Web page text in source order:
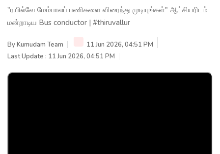
"ரயில்வே மேம்பாலப் பணிகளை விரைந்து முடியுங்கள்" ஆட்சியரிடம்
மன்றாடிய Bus conductor | #thiruvallur
ByKumudam Team
11 Jun 2026, 04:51 PM
Last Update : 11 Jun 2026, 04:51 PM